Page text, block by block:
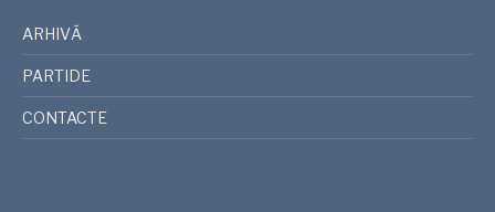
ARHIVĂ
PARTIDE
CONTACTE